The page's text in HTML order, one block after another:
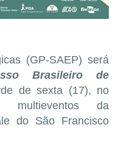
(GP-SAEP) será
Brasileiro de
de sexta (17), no
multieventos da
do São Francisco